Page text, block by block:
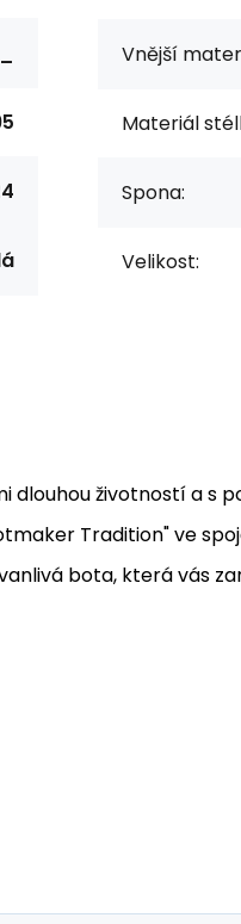
Vnější
Materiál
Spona:
Velikost:
životností a s
Tradition" ve
bota, která vás